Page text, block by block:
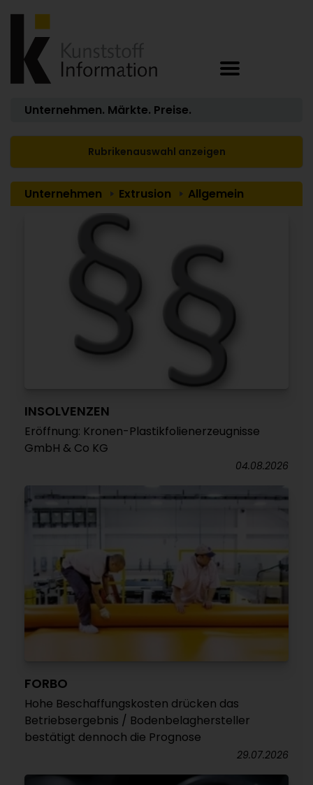
Unternehmen. Märkte. Preise.
Rubrikenauswahl anzeigen
Unternehmen Extrusion Allgemein
INSOLVENZEN
Eröffnung: Kronen-Plastikfolienerzeugnisse
GmbH & Co KG
04.08.2026
FORBO
Hohe Beschaffungskosten drücken das
Betriebsergebnis / Bodenbelaghersteller
bestätigt dennoch die Prognose
29.07.2026